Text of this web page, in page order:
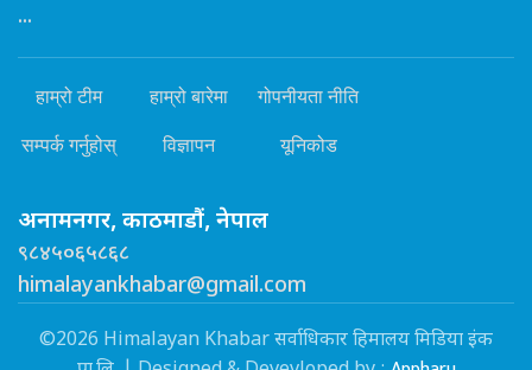
...
हाम्रो टीम हाम्रो बारेमा गोपनीयता नीति
सम्पर्क गर्नुहोस् विज्ञापन यूनिकोड
अनामनगर, काठमाडौं, नेपाल
९८४५०६५८६८
himalayankhabar@gmail.com
©2026 Himalayan Khabar सर्वाधिकार हिमालय मिडिया इंक